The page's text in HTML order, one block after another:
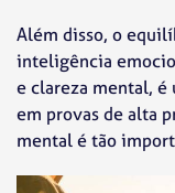
Além disso, o
inteligência
e clareza mental,
em provas de alta
mental é tão